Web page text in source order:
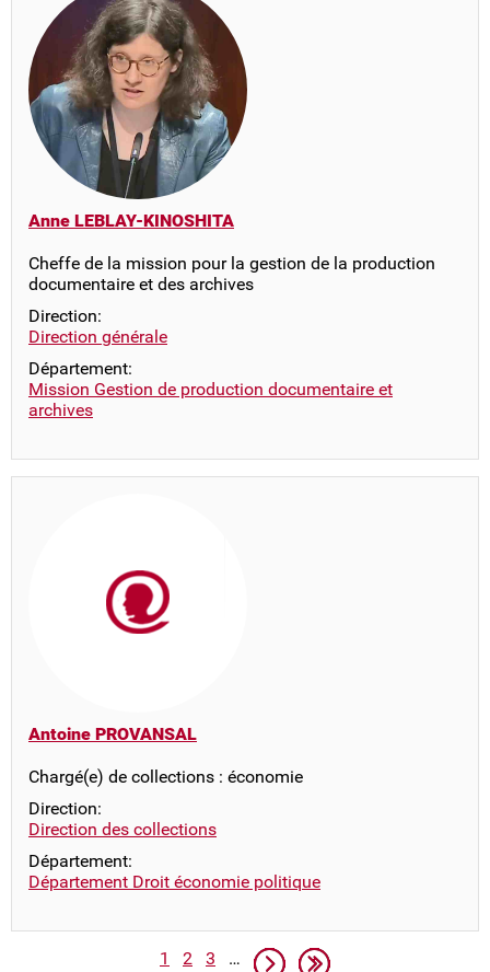
Anne LEBLAY-KINOSHITA
Cheffe de la mission pour la gestion de la production
documentaire et des archives
Direction:
Direction générale
Département:
Mission Gestion de production documentaire et
archives
Antoine PROVANSAL
Chargé(e) de collections : économie
Direction:
Direction des collections
Département:
Département Droit économie politique
Pagination
Page
1 Page
2 Page
3 … Page suivante
Dernière page